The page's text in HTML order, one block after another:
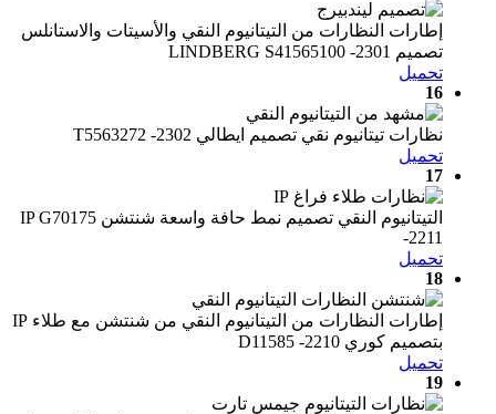
إطارات النظارات من التيتانيوم النقي والأسيتات والاستانلس
تصميم LINDBERG S41565100 -2301
تحميل
16
نظارات تيتانيوم نقي تصميم ايطالي T5563272 -2302
تحميل
17
التيتانيوم النقي تصميم نمط حافة واسعة شنتشن IP G70175
-2211
تحميل
18
إطارات النظارات من التيتانيوم النقي من شنتشن مع طلاء IP
بتصميم كوري D11585 -2210
تحميل
19